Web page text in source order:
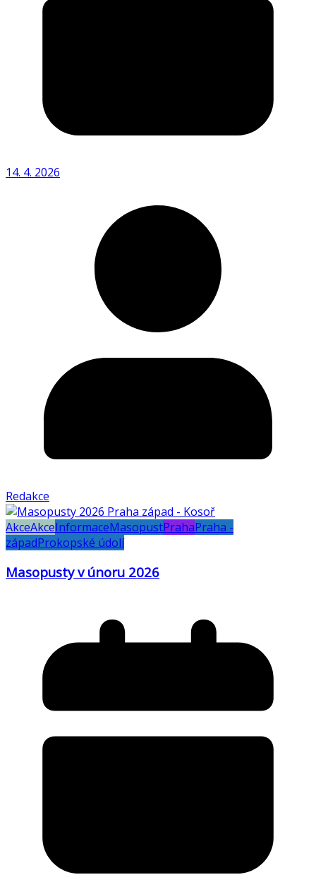
14. 4. 2026
Redakce
AkceAkceInformaceMasopustPrahaPraha -
západProkopské údolí
Masopusty v únoru 2026